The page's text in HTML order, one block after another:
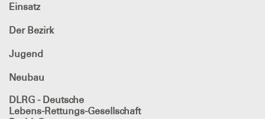
Einsatz
Der Bezirk
Jugend
Neubau
DLRG - Deutsche
Lebens-Rettungs-Gesellschaft